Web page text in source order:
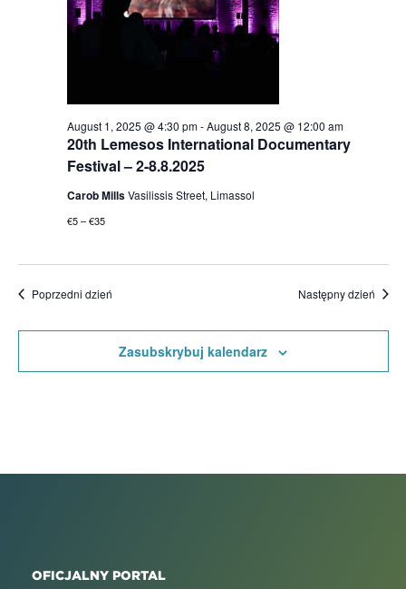
20th Lemesos International Documentary
Festival – 2-8.8.2025
August 1, 2025 @ 4:30 pm-August 8, 2025 @ 12:00 am
Carob MillsVasilissis Street, Limassol
€5 – €35
Poprzedni dzień Następny dzień
Zasubskrybuj kalendarz
OFICJALNY PORTAL